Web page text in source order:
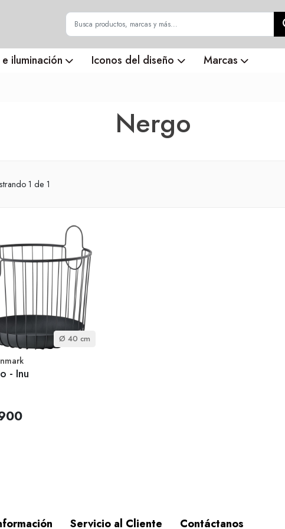
iluminación Iconos del diseño Marcas
Nergo
1 de 1
Ø 40 cm
- Inu
Servicio al Cliente Contáctanos